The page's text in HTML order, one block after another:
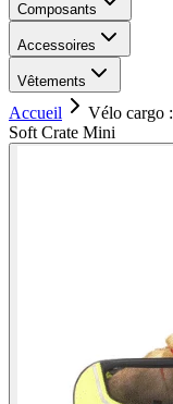
Composants
Accessoires
Vêtements
Accueil
Vélo cargo
Soft Crate Mini